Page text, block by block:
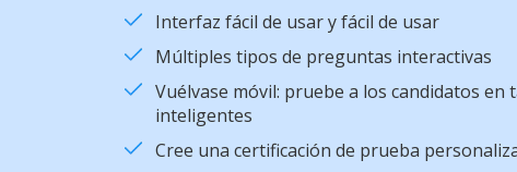
Interfaz fácil de usar y fácil de usar
Múltiples tipos de preguntas interactivas
Vuélvase móvil: pruebe a los candidatos en
inteligentes
Cree una certificación de prueba